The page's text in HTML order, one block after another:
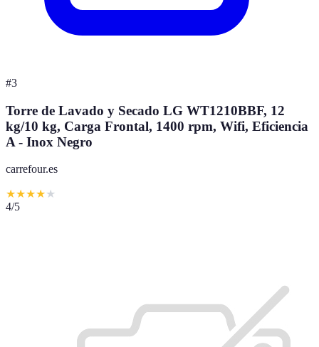
#3
Torre de Lavado y Secado LG WT1210BBF, 12
kg/10 kg, Carga Frontal, 1400 rpm, Wifi, Eficiencia
A - Inox Negro
carrefour.es
★★★★★
4/5